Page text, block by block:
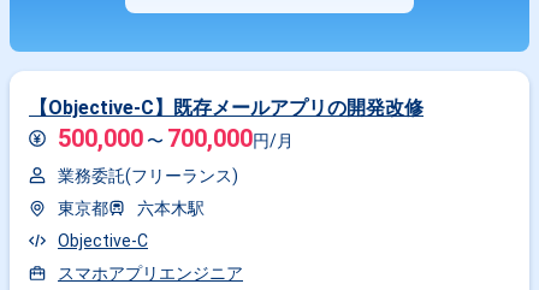
【Objective-C】既存メールアプリの開発改修
500,000 〜 700,000円/月
業務委託(フリーランス)
東京都
六本木駅
Objective-C
スマホアプリエンジニア